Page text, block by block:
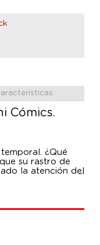
Cómics.
¿Qué
su rastro de
la atención del
y, peor aún, su
usar su
la historia en su
Marj? Un tipo
Pero… ¿de qué